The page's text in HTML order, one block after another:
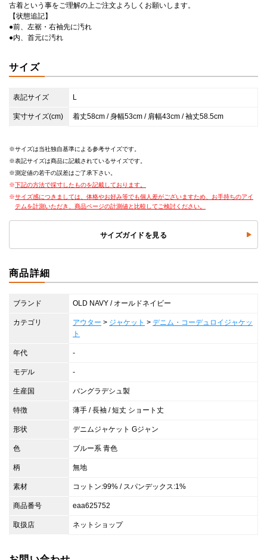
古着という事をご理解の上ご注文よろしくお願いします。
【状態追記】
●前、左裾・右袖先に汚れ
●内、首元に汚れ
サイズ
表記サイズ L
実寸サイズ(cm) 着丈58cm / 身幅53cm / 肩幅43cm / 袖丈58.5cm
サイズは当社独自基準による参考サイズです。
表記サイズは商品に記載されているサイズです。
測定値の若干の誤差はご了承下さい。
下記の方法で採寸したものを記載しております。
サイズ感につきましては、体格やお好み等でも個人差がございますため、お手持ちのアイ
テムを計測いただき、商品ページの計測値と比較してご検討ください。
サイズガイドを見る
商品詳細
ブランド OLD NAVY / オールドネイビー
カテゴリ アウター > ジャケット > デニム・コーデュロイジャケッ
ト
年代 -
モデル -
生産国 バングラデシュ製
特徴 薄手 / 長袖 / 短丈 ショート丈
形状 デニムジャケット Gジャン
色 ブルー系 青色
柄 無地
素材 コットン:99% / スパンデックス:1%
商品番号 eaa625752
取扱店 ネットショップ